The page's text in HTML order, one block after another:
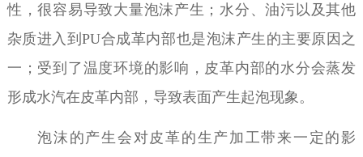
性，很容易导致大量泡沫产生；水分、油污以及其他
杂质进入到PU合成革内部也是泡沫产生的主要原因之
一；受到了温度环境的影响，皮革内部的水分会蒸发
形成水汽在皮革内部，导致表面产生起泡现象。
泡沫的产生会对皮革的生产加工带来一定的影